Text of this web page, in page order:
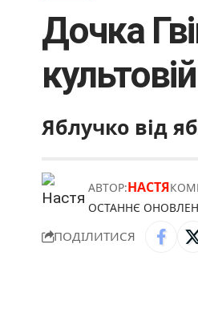
Дочка
Яблучко від
ОСТАННЄ
АВТОР:НАСТЯ
ПОДІЛИТИСЯ